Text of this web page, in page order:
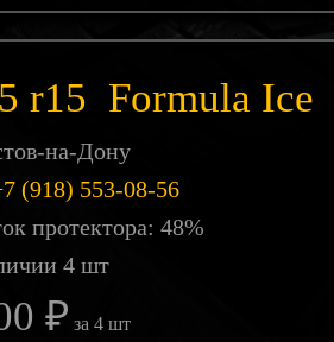
Зима
r15 Formula Ice
на-Дону
(918) 553-08-56
протектора: 48%
4 шт
₽ за 4 шт